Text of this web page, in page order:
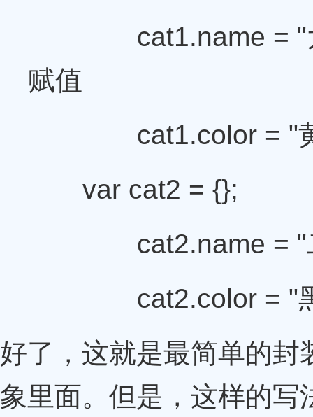
cat1.name = "大
赋值
cat1.color = "
var cat2 = {};
cat2.name = "
cat2.color = "
好了，这就是最简单的封
象里面。但是，这样的写